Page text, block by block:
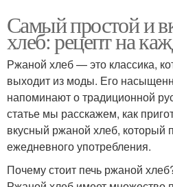
Самый простой и
хлеб: рецепт на
Ржаной хлеб — это классика,
выходит из моды. Его
напоминают о традиционной
статье мы расскажем, как
вкусный ржаной хлеб, который
ежедневного употребления.
Почему стоит печь ржаной